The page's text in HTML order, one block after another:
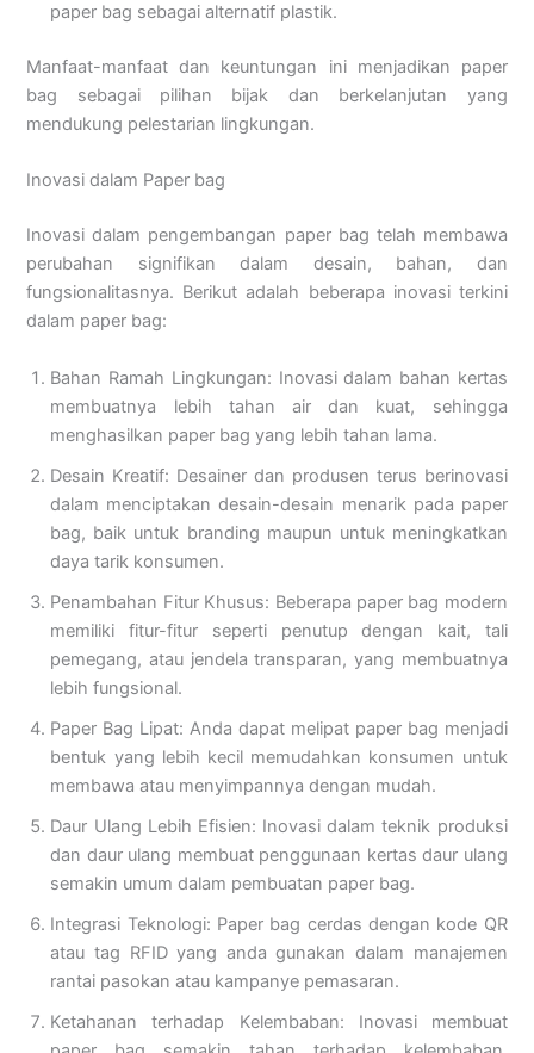
paper bag sebagai alternatif plastik.
Manfaat-manfaat dan keuntungan ini menjadikan paper
bag sebagai pilihan bijak dan berkelanjutan yang
mendukung pelestarian lingkungan.
Inovasi dalam Paper bag
Inovasi dalam pengembangan paper bag telah membawa
perubahan signifikan dalam desain, bahan, dan
fungsionalitasnya. Berikut adalah beberapa inovasi terkini
dalam paper bag:
Bahan Ramah Lingkungan: Inovasi dalam bahan kertas
membuatnya lebih tahan air dan kuat, sehingga
menghasilkan paper bag yang lebih tahan lama.
Desain Kreatif: Desainer dan produsen terus berinovasi
dalam menciptakan desain-desain menarik pada paper
bag, baik untuk branding maupun untuk meningkatkan
daya tarik konsumen.
Penambahan Fitur Khusus: Beberapa paper bag modern
memiliki fitur-fitur seperti penutup dengan kait, tali
pemegang, atau jendela transparan, yang membuatnya
lebih fungsional.
Paper Bag Lipat: Anda dapat melipat paper bag menjadi
bentuk yang lebih kecil memudahkan konsumen untuk
membawa atau menyimpannya dengan mudah.
Daur Ulang Lebih Efisien: Inovasi dalam teknik produksi
dan daur ulang membuat penggunaan kertas daur ulang
semakin umum dalam pembuatan paper bag.
Integrasi Teknologi: Paper bag cerdas dengan kode QR
atau tag RFID yang anda gunakan dalam manajemen
rantai pasokan atau kampanye pemasaran.
Ketahanan terhadap Kelembaban: Inovasi membuat